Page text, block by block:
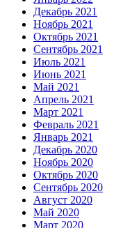
Декабрь 2021
Ноябрь 2021
Октябрь 2021
Сентябрь 2021
Июль 2021
Июнь 2021
Май 2021
Апрель 2021
Март 2021
Февраль 2021
Январь 2021
Декабрь 2020
Ноябрь 2020
Октябрь 2020
Сентябрь 2020
Август 2020
Май 2020
Март 2020